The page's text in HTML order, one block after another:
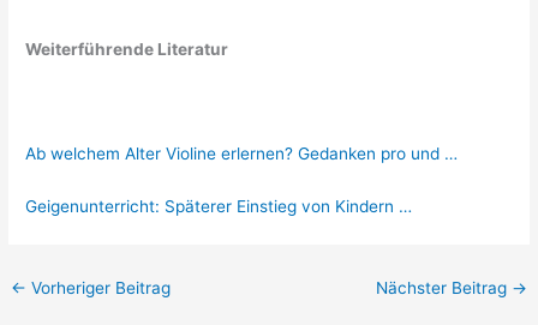
Weiterführende Literatur
Ab welchem Alter Violine erlernen? Gedanken pro und …
Geigenunterricht: Späterer Einstieg von Kindern …
← Vorheriger Beitrag Nächster Beitrag →